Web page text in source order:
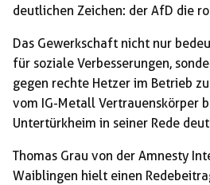
deutlichen Zeichen: der AfD die
Das Gewerkschaft nicht nur
für soziale Verbesserungen,
gegen rechte Hetzer im Betrieb
vom IG-Metall Vertrauenskörper
Untertürkheim in seiner Rede
Thomas Grau von der Amnesty
Waiblingen hielt einen